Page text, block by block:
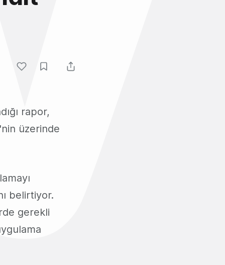
rapor,
üzerinde
belirtiyor.
gerekli